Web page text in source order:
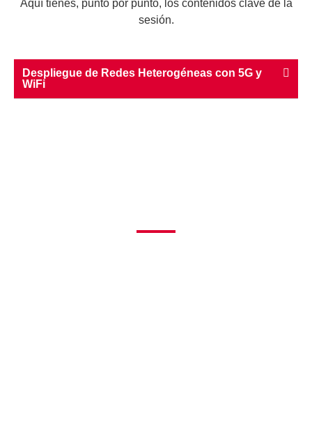
Aquí tienes, punto por punto, los contenidos clave de la
sesión.
Despliegue de Redes Heterogéneas con 5G y
WiFi